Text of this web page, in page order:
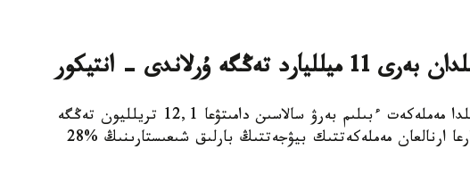
استانا. قازاقپارات - سوڭعى ءۇش جىلدا مەملەكەت ءبىلىم بەرۋ سالاسىن دامىتۋعا 12,1 تريلليون تەڭگە
باعىتتاعان، بۇل 2021-2023-جىلدارعا ارنالعان مەملەكەتتىك بيۋجەتتىڭ بارلىق شىعىستارىنىڭ %28